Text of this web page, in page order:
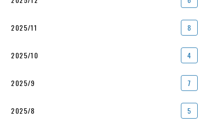
2025/11 8
2025/10 4
2025/9 7
2025/8 5